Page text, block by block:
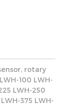
rotary
100 LWH-
LWH-250
375 LWH-